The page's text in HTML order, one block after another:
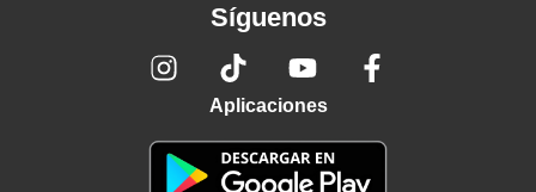
Síguenos
Aplicaciones